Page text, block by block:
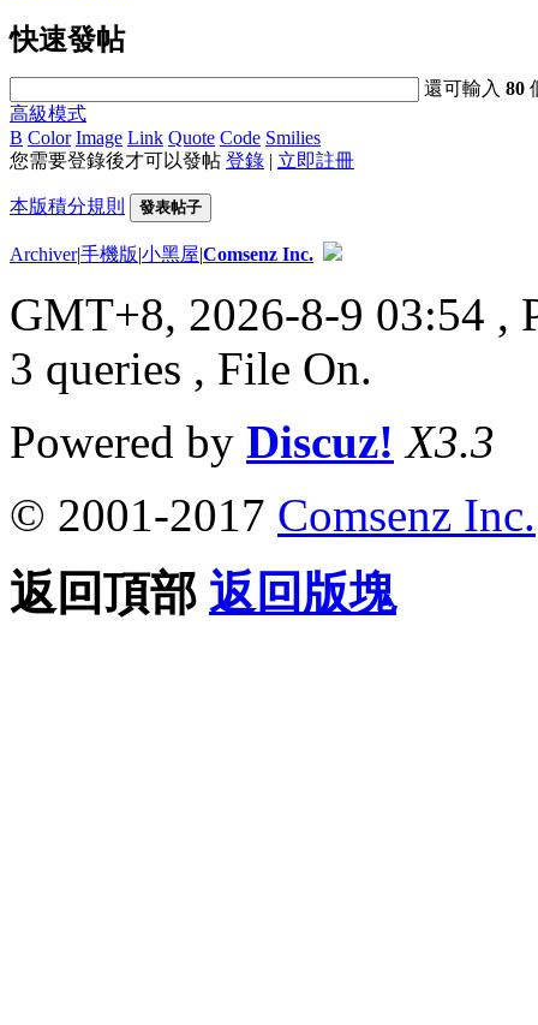
快速發帖
還可輸入80
高級模式
B Color Image Link Quote Code Smilies
您需要登錄後才可以發帖 登錄 | 立即註冊
本版積分規則 發表帖子
Archiver|手機版|小黑屋|Comsenz Inc.
GMT+8, 2026-8-9 03:54 ,
3 queries , File On.
Powered by Discuz! X3.3
© 2001-2017 Comsenz Inc.
返回頂部 返回版塊